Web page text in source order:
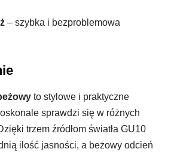
– szybka i bezproblemowa
to stylowe i praktyczne
sprawdzi się w różnych
trzem źródłom światła GU10
ilość jasności, a beżowy odcień